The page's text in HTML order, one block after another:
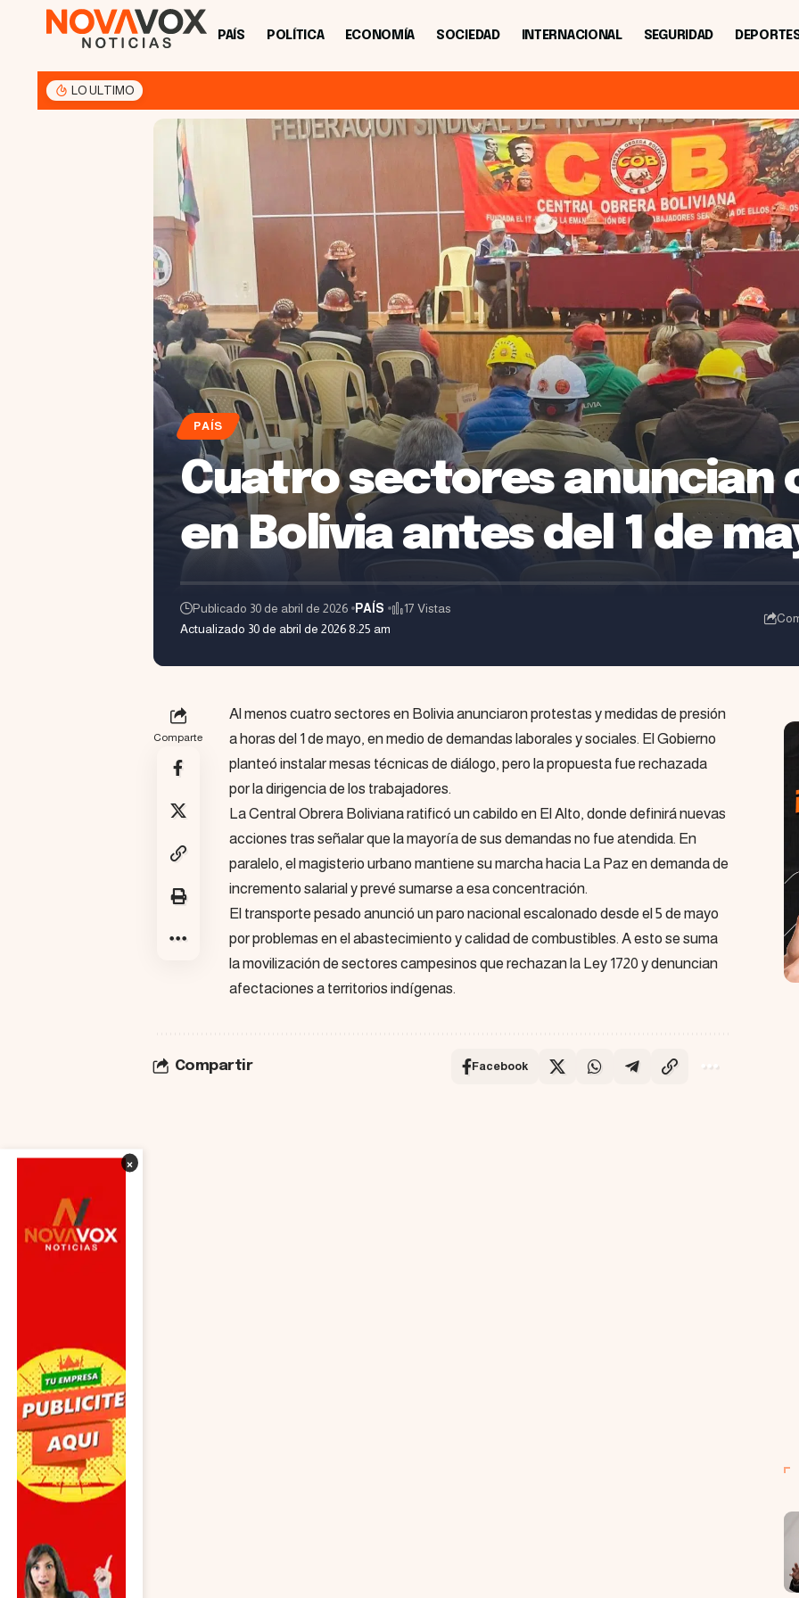
×
PAÍS POLÍTICA ECONOMÍA SOCIEDAD INTERNACIONAL SEGURIDAD
LO ULTIMO
PAÍS
Cuatro sectores anuncian
en Bolivia antes del 1 de
Actualizado 30 de abril de 2026 8:25 am
Publicado 30 de abril de 2026 PAÍS 17 Vistas
Comparte
Al menos cuatro sectores en Bolivia anunciaron protestas y medidas de presión
a horas del 1 de mayo, en medio de demandas laborales y sociales. El Gobierno
planteó instalar mesas técnicas de diálogo, pero la propuesta fue rechazada
por la dirigencia de los trabajadores.
La Central Obrera Boliviana ratificó un cabildo en El Alto, donde definirá nuevas
acciones tras señalar que la mayoría de sus demandas no fue atendida. En
paralelo, el magisterio urbano mantiene su marcha hacia La Paz en demanda de
incremento salarial y prevé sumarse a esa concentración.
El transporte pesado anunció un paro nacional escalonado desde el 5 de mayo
por problemas en el abastecimiento y calidad de combustibles. A esto se suma
la movilización de sectores campesinos que rechazan la Ley 1720 y denuncian
afectaciones a territorios indígenas.
Compartir Facebook